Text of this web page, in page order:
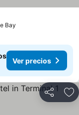
Bay
Ver precios
Compartir